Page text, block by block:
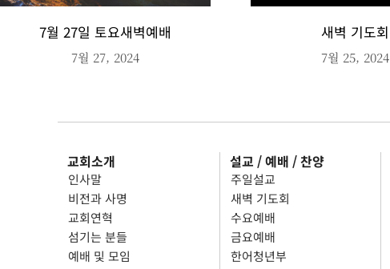
7월 27일 토요새벽예배
7월 27, 2024
새벽 기도회
7월 25, 2024
교회소개
인사말
비전과 사명
교회연혁
섬기는 분들
예배 및 모임
설교 / 예배 / 찬양
주일설교
새벽 기도회
수요예배
금요예배
한어청년부